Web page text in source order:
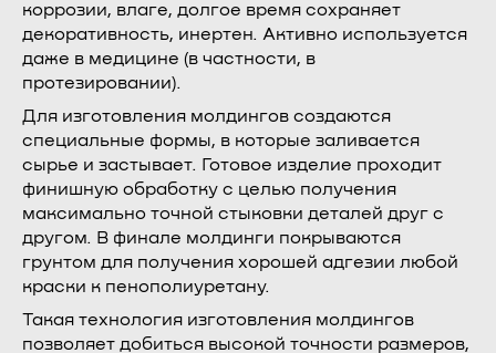
коррозии, влаге, долгое время сохраняет
декоративность, инертен. Активно используется
даже в медицине (в частности, в
протезировании).
Для изготовления молдингов создаются
специальные формы, в которые заливается
сырье и застывает. Готовое изделие проходит
финишную обработку с целью получения
максимально точной стыковки деталей друг с
другом. В финале молдинги покрываются
грунтом для получения хорошей адгезии любой
краски к пенополиуретану.
Такая технология изготовления молдингов
позволяет добиться высокой точности размеров,